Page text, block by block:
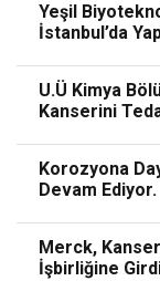
Yeşil
İstanbul’da
U.Ü Kimya
Kanserini
Korozyona
Devam Ediyor.
Merck,
İşbirliğine